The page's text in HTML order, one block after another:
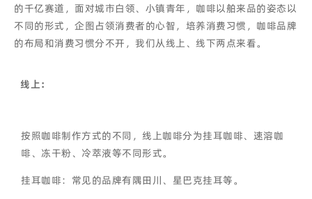
的千亿赛道，面对城市白领、小镇青年，咖啡以舶来品的姿态以
不同的形式，企图占领消费者的心智，培养消费习惯，咖啡品牌
的布局和消费习惯分不开，我们从线上、线下两点来看。
线上：
按照咖啡制作方式的不同，线上咖啡分为挂耳咖啡、速溶咖
啡、冻干粉、冷萃液等不同形式。
挂耳咖啡：常见的品牌有隅田川、星巴克挂耳等。